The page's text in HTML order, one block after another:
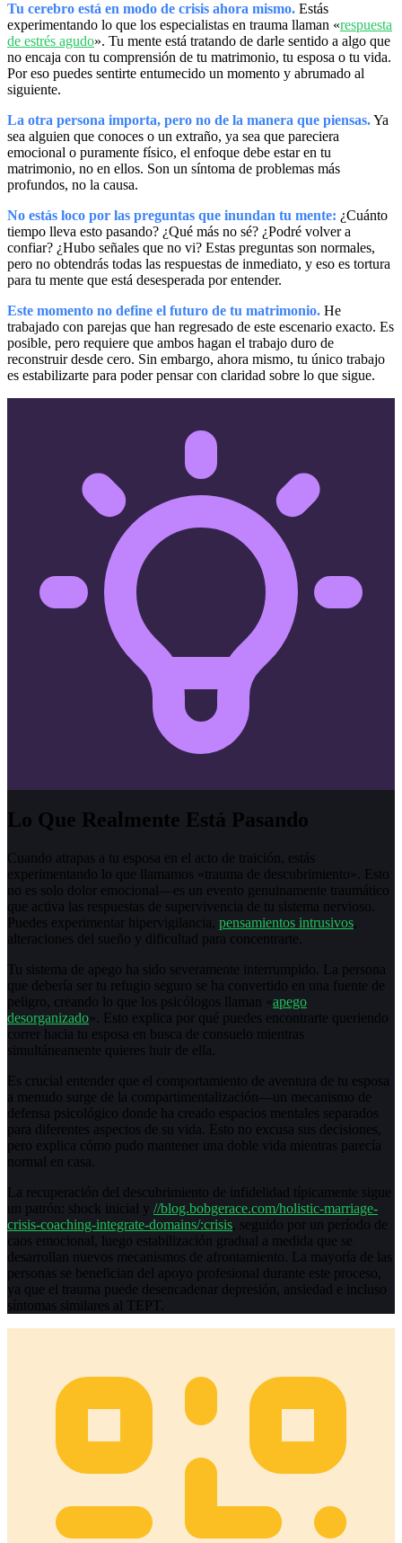
Tu cerebro está en modo de crisis ahora mismo. Estás
experimentando lo que los especialistas en trauma llaman «respuesta
de estrés agudo». Tu mente está tratando de darle sentido a algo que
no encaja con tu comprensión de tu matrimonio, tu esposa o tu vida.
Por eso puedes sentirte entumecido un momento y abrumado al
siguiente.
La otra persona importa, pero no de la manera que piensas.Ya
sea alguien que conoces o un extraño, ya sea que pareciera
emocional o puramente físico, el enfoque debe estar en tu
matrimonio, no en ellos. Son un síntoma de problemas más
profundos, no la causa.
No estás loco por las preguntas que inundan tu mente: ¿Cuánto
tiempo lleva esto pasando? ¿Qué más no sé? ¿Podré volver a
confiar? ¿Hubo señales que no vi? Estas preguntas son normales,
pero no obtendrás todas las respuestas de inmediato, y eso es tortura
para tu mente que está desesperada por entender.
Este momento no define el futuro de tu matrimonio. He
trabajado con parejas que han regresado de este escenario exacto. Es
posible, pero requiere que ambos hagan el trabajo duro de
reconstruir desde cero. Sin embargo, ahora mismo, tu único trabajo
es estabilizarte para poder pensar con claridad sobre lo que sigue.
Lo Que Realmente Está Pasando
Cuando atrapas a tu esposa en el acto de traición, estás
experimentando lo que llamamos «trauma de descubrimiento». Esto
no es solo dolor emocional—es un evento genuinamente traumático
que activa las respuestas de supervivencia de tu sistema nervioso.
Puedes experimentar hipervigilancia, pensamientos intrusivos,
alteraciones del sueño y dificultad para concentrarte.
Tu sistema de apego ha sido severamente interrumpido. La persona
que debería ser tu refugio seguro se ha convertido en una fuente de
peligro, creando lo que los psicólogos llaman «apego
desorganizado». Esto explica por qué puedes encontrarte queriendo
correr hacia tu esposa en busca de consuelo mientras
simultáneamente quieres huir de ella.
Es crucial entender que el comportamiento de aventura de tu esposa
a menudo surge de la compartimentalización—un mecanismo de
defensa psicológico donde ha creado espacios mentales separados
para diferentes aspectos de su vida. Esto no excusa sus decisiones,
pero explica cómo pudo mantener una doble vida mientras parecía
normal en casa.
La recuperación del descubrimiento de infidelidad típicamente sigue
un patrón: shock inicial y //blog.bobgerace.com/holistic-marriage-
crisis-coaching-integrate-domains/:crisis, seguido por un período de
caos emocional, luego estabilización gradual a medida que se
desarrollan nuevos mecanismos de afrontamiento. La mayoría de las
personas se benefician del apoyo profesional durante este proceso,
ya que el trauma puede desencadenar depresión, ansiedad e incluso
síntomas similares al TEPT.